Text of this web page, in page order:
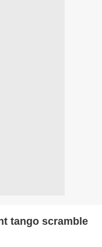
tango scramble